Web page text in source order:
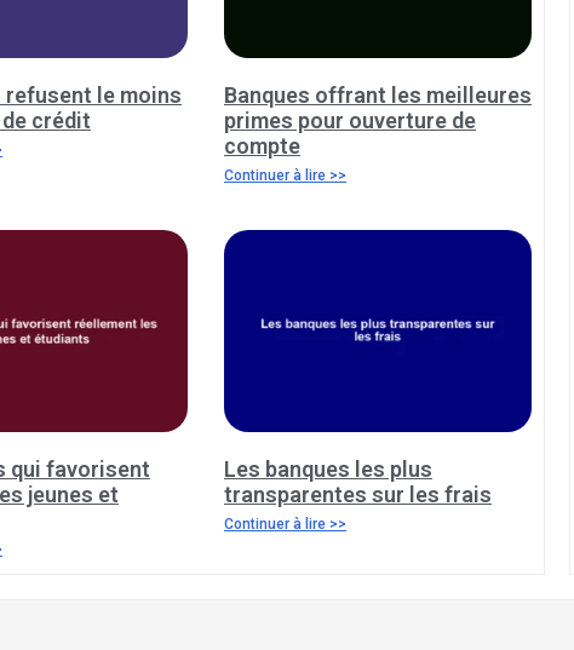
refusent le moins
crédit
Banques offrant les meilleures
primes pour ouverture de
compte
Continuer à lire >>
qui favorisent
jeunes et
Les banques les plus
transparentes sur les frais
Continuer à lire >>